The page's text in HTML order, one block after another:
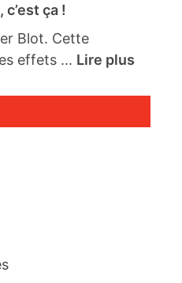
ça !
Blot. Cette
effets ... Lire plus